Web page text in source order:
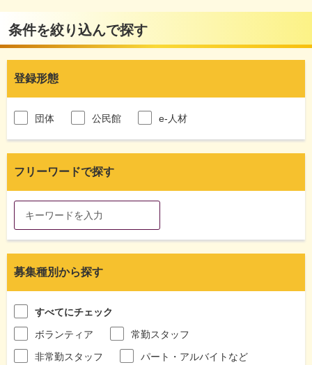
条件を絞り込んで探す
登録形態
団体 公民館 e-人材
フリーワードで探す
募集種別から探す
すべてにチェック
ボランティア
常勤スタッフ
非常勤スタッフ
パート・アルバイトなど